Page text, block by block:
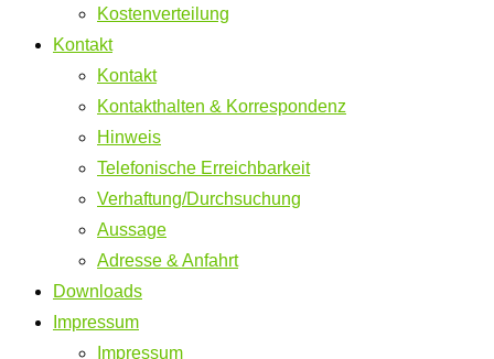
Kostenverteilung
Kontakt
Kontakt
Kontakthalten & Korrespondenz
Hinweis
Telefonische Erreichbarkeit
Verhaftung/Durchsuchung
Aussage
Adresse & Anfahrt
Downloads
Impressum
Impressum